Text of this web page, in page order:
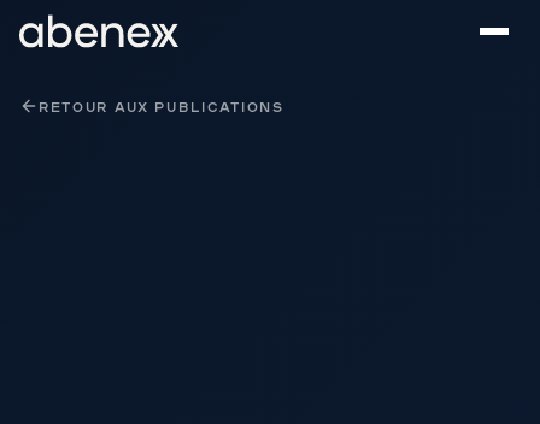
RETOUR AUX PUBLICATIONS
Panneau de gestion des cookies